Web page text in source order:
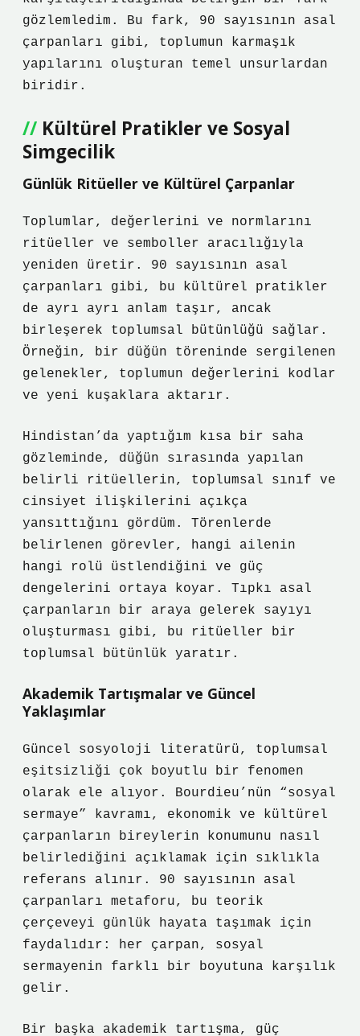
gözlemledim. Bu fark, 90 sayısının asal
çarpanları gibi, toplumun karmaşık
yapılarını oluşturan temel unsurlardan
biridir.
Kültürel Pratikler ve Sosyal
Simgecilik
Günlük Ritüeller ve Kültürel Çarpanlar
Toplumlar, değerlerini ve normlarını
ritüeller ve semboller aracılığıyla
yeniden üretir. 90 sayısının asal
çarpanları gibi, bu kültürel pratikler
de ayrı ayrı anlam taşır, ancak
birleşerek toplumsal bütünlüğü sağlar.
Örneğin, bir düğün töreninde sergilenen
gelenekler, toplumun değerlerini kodlar
ve yeni kuşaklara aktarır.
Hindistan’da yaptığım kısa bir saha
gözleminde, düğün sırasında yapılan
belirli ritüellerin, toplumsal sınıf ve
cinsiyet ilişkilerini açıkça
yansıttığını gördüm. Törenlerde
belirlenen görevler, hangi ailenin
hangi rolü üstlendiğini ve güç
dengelerini ortaya koyar. Tıpkı asal
çarpanların bir araya gelerek sayıyı
oluşturması gibi, bu ritüeller bir
toplumsal bütünlük yaratır.
Akademik Tartışmalar ve Güncel
Yaklaşımlar
Güncel sosyoloji literatürü, toplumsal
eşitsizliği çok boyutlu bir fenomen
olarak ele alıyor. Bourdieu’nün “sosyal
sermaye” kavramı, ekonomik ve kültürel
çarpanların bireylerin konumunu nasıl
belirlediğini açıklamak için sıklıkla
referans alınır. 90 sayısının asal
çarpanları metaforu, bu teorik
çerçeveyi günlük hayata taşımak için
faydalıdır: her çarpan, sosyal
sermayenin farklı bir boyutuna karşılık
gelir.
Bir başka akademik tartışma, güç